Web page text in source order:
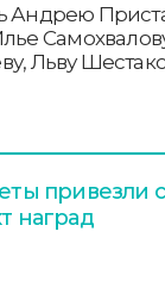
Андрею
Льву
привезли
наград